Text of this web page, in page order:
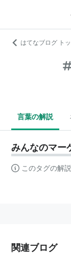
はてなブログ ト
言葉の解説
みんなのマー
このタグの解
関連ブログ